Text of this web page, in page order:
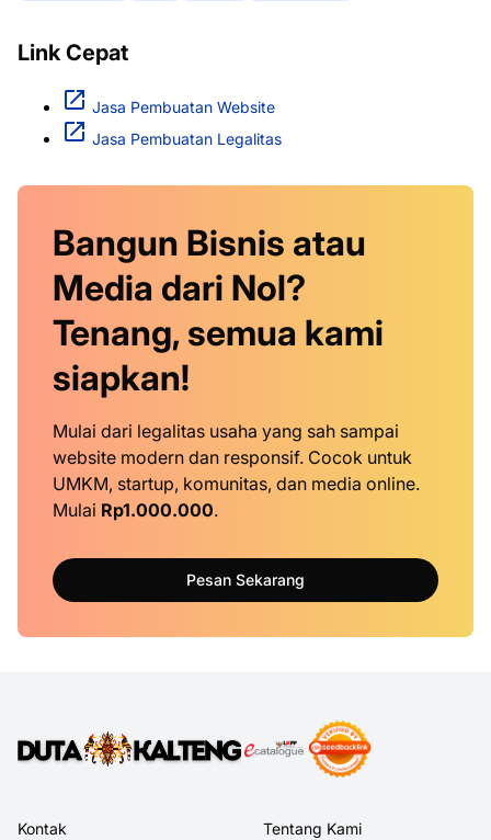
Link Cepat
Jasa Pembuatan Website
Jasa Pembuatan Legalitas
Bangun Bisnis atau
Media dari Nol?
Tenang, semua kami
siapkan!
Mulai dari legalitas usaha yang sah sampai
website modern dan responsif. Cocok untuk
UMKM, startup, komunitas, dan media online.
Mulai Rp1.000.000.
Pesan Sekarang
Kontak Tentang Kami